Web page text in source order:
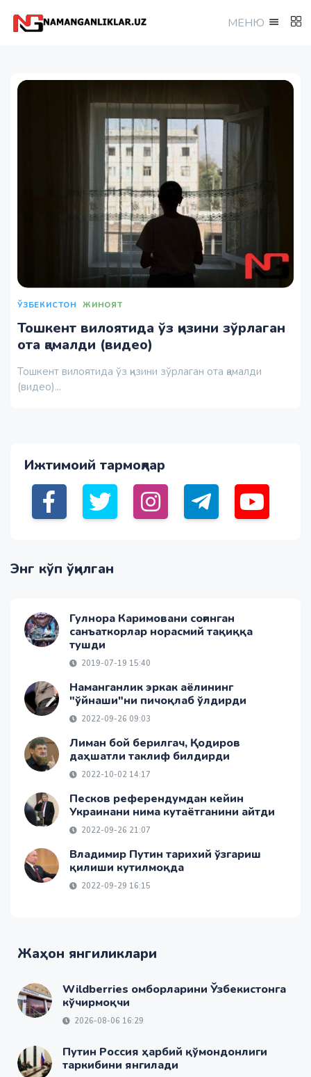
МEНЮ
ЎЗБЕКИСТОН ЖИНОЯТ
Тошкент вилоятида ўз қизини зўрлаган
ота қамалди (видео)
Тошкент вилоятида ўз қизини зўрлаган ота қамалди
(видео)...
Ижтимоий тармоқлар
Энг кўп ўқилган
Гулнора Каримовани соғинган
санъаткорлар норасмий тақиққа
тушди
2019-07-19 15:40
Наманганлик эркак аёлининг
"ўйнаши"ни пичоқлаб ўлдирди
2022-09-26 09:03
Лиман бой берилгач, Қодиров
даҳшатли таклиф билдирди
2022-10-02 14:17
Песков референдумдан кейин
Украинани нима кутаётганини айтди
2022-09-26 21:07
Владимир Путин тарихий ўзгариш
қилиши кутилмоқда
2022-09-29 16:15
Жаҳон янгиликлари
Wildberries омборларини Ўзбекистонга
кўчирмоқчи
2026-08-06 16:29
Путин Россия ҳарбий қўмондонлиги
таркибини янгилади